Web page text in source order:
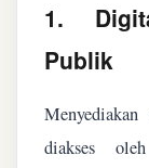
1.
Publik
diakses